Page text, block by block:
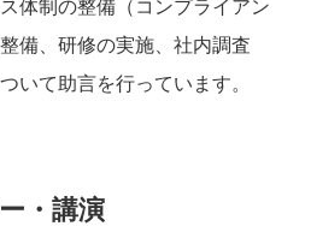
体制の整備（コンプライアン
備、研修の実施、社内調査
いて助言を行っています。
・講演